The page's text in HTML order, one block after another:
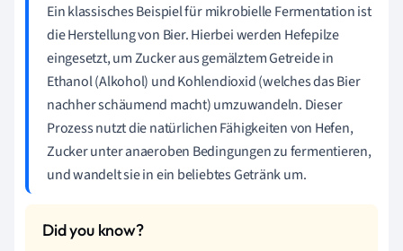
Ein klassisches Beispiel für mikrobielle Fermentation ist
die Herstellung von Bier. Hierbei werden Hefepilze
eingesetzt, um Zucker aus gemälztem Getreide in
Ethanol (Alkohol) und Kohlendioxid (welches das Bier
nachher schäumend macht) umzuwandeln. Dieser
Prozess nutzt die natürlichen Fähigkeiten von Hefen,
Zucker unter anaeroben Bedingungen zu fermentieren,
und wandelt sie in ein beliebtes Getränk um.